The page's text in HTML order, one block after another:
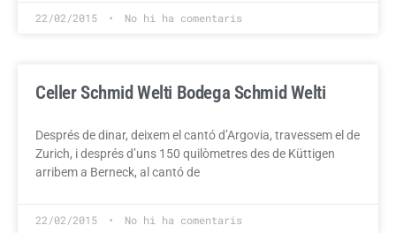
22/02/2015 No hi ha comentaris
Celler Schmid Welti Bodega Schmid Welti
Després de dinar, deixem el cantó d’Argovia, travessem el de
Zurich, i després d’uns 150 quilòmetres des de Küttigen
arribem a Berneck, al cantó de
22/02/2015 No hi ha comentaris